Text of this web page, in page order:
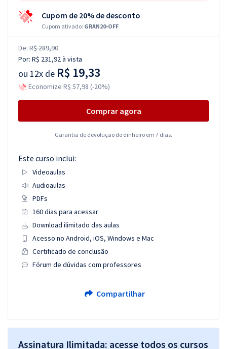
Cupom de 20% de desconto
Cupom ativado: GRAN20-OFF
De: R$ 289,90
Por: R$ 231,92à vista
ou 12x de R$ 19,33
Economize R$ 57,98 (-20%)
Comprar agora
Garantia de devolução do dinheiro em 7 dias.
Este curso inclui:
Videoaulas
Audioaulas
PDFs
160 dias para acessar
Download ilimitado das aulas
Acesso no Android, iOS, Windows e Mac
Certificado de conclusão
Fórum de dúvidas com professores
Compartilhar
Assinatura Ilimitada: acesse todos os cursos